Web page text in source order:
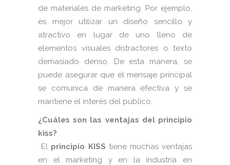
de materiales de marketing. Por ejemplo,
es mejor utilizar un diseño sencillo y
atractivo en lugar de uno lleno de
elementos visuales distractores o texto
demasiado denso. De esta manera, se
puede asegurar que el mensaje principal
se comunica de manera efectiva y se
mantiene el interés del público.
¿Cuáles son las ventajas del principio
kiss?
El principio KISS tiene muchas ventajas
en el marketing y en la industria en